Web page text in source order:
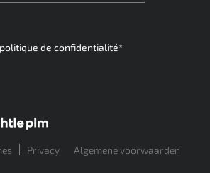
de confidentialité*
Privacy Algemene voorwaarden